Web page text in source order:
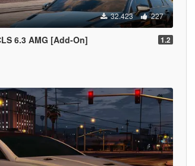
32.423 227
6.3 AMG [Add-On] 1.2